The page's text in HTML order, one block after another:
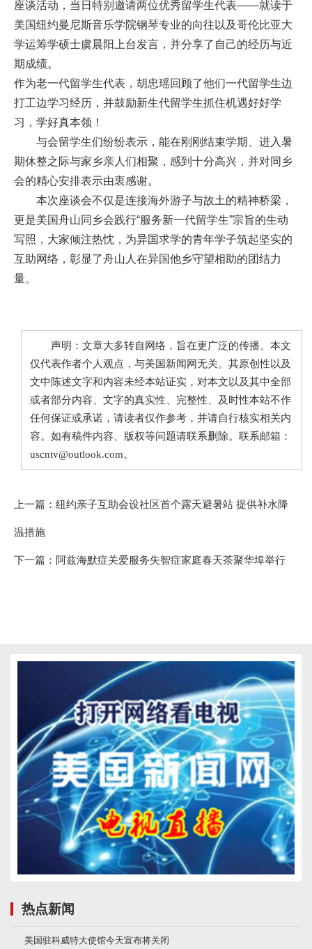
座谈活动，当日特别邀请两位优秀留学生代表——就读于
美国纽约曼尼斯音乐学院钢琴专业的向往以及哥伦比亚大
学运筹学硕士虞晨阳上台发言，并分享了自己的经历与近
期成绩。
作为老一代留学生代表，胡忠瑶回顾了他们一代留学生边
打工边学习经历，并鼓励新生代留学生抓住机遇好好学
习，学好真本领！
与会留学生们纷纷表示，能在刚刚结束学期、进入暑
期休整之际与家乡亲人们相聚，感到十分高兴，并对同乡
会的精心安排表示由衷感谢。
本次座谈会不仅是连接海外游子与故土的精神桥梁，
更是美国舟山同乡会践行“服务新一代留学生”宗旨的生动
写照，大家倾注热忱，为异国求学的青年学子筑起坚实的
互助网络，彰显了舟山人在异国他乡守望相助的团结力
量。
声明：文章大多转自网络，旨在更广泛的传播。本文
仅代表作者个人观点，与美国新闻网无关。其原创性以及
文中陈述文字和内容未经本站证实，对本文以及其中全部
或者部分内容、文字的真实性、完整性、及时性本站不作
任何保证或承诺，请读者仅作参考，并请自行核实相关内
容。如有稿件内容、版权等问题请联系删除。联系邮箱：
uscntv@outlook.com。
上一篇： 纽约亲子互助会设社区首个露天避暑站 提供补水降
温措施
下一篇： 阿兹海默症关爱服务失智症家庭春天茶聚华埠举行
热点新闻
美国驻科威特大使馆今天宣布将关闭